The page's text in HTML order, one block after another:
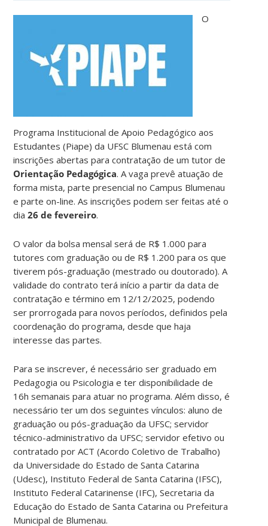
O
Programa Institucional de Apoio Pedagógico aos
Estudantes (Piape) da UFSC Blumenau está com
inscrições abertas para contratação de um tutor de
Orientação Pedagógica. A vaga prevê atuação de
forma mista, parte presencial no Campus Blumenau
e parte on-line. As inscrições podem ser feitas até o
dia26 de fevereiro.
O valor da bolsa mensal será de R$ 1.000 para
tutores com graduação ou de R$ 1.200 para os que
tiverem pós-graduação (mestrado ou doutorado). A
validade do contrato terá início a partir da data de
contratação e término em 12/12/2025, podendo
ser prorrogada para novos períodos, definidos pela
coordenação do programa, desde que haja
interesse das partes.
Para se inscrever, é necessário ser graduado em
Pedagogia ou Psicologia e ter disponibilidade de
16h semanais para atuar no programa. Além disso, é
necessário ter um dos seguintes vínculos: aluno de
graduação ou pós-graduação da UFSC; servidor
técnico-administrativo da UFSC; servidor efetivo ou
contratado por ACT (Acordo Coletivo de Trabalho)
da Universidade do Estado de Santa Catarina
(Udesc), Instituto Federal de Santa Catarina (IFSC),
Instituto Federal Catarinense (IFC), Secretaria da
Educação do Estado de Santa Catarina ou Prefeitura
Municipal de Blumenau.